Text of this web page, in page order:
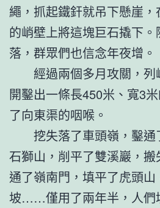
繩，抓起鐵釬就吊下懸崖
的峭壁上將這塊巨石撬下
落，群眾們也信念年夜增。
經過兩個多月攻關，列
開鑿出一條長450米、寬3
了向東渠的咽喉。
挖失落了車頭嶺，鑿通
石獅山，削平了雙溪巖，搬
通了嶺南門，填平了虎頭
坡……僅用了兩年半，人們